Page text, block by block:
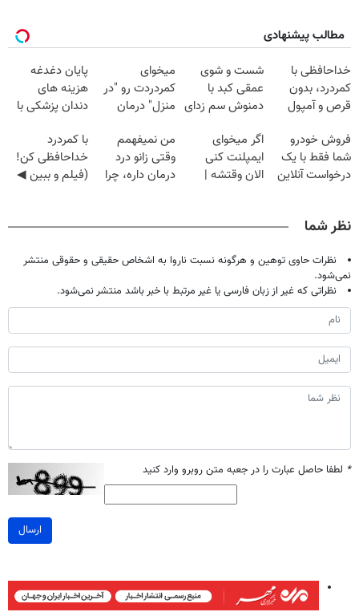
مطالب پیشنهادی
خداحافظی با
کمردرد، بدون
قرص و آمپول
شست و شوی
عمقی کبد با
دمنوش سم زدای
میخوای
کمردردت رو "در
منزل" درمان
◂پرسش‌نامه)
پایان دغدغه
هزینه های
دندان پزشکی با
خانگی
فروش خودرو
شما فقط با یک
درخواست آنلاین
اگر میخوای
ایمپلنت کنی
الان وقتشه |
من نمیفهمم
وقتی زانو درد
درمان داره، چرا
با کمردرد
خداحافظی کن!
(فیلم و ببین ◀
نظر شما
نظرات حاوی توهین و هرگونه نسبت ناروا به اشخاص حقیقی و حقوقی منتشر
نمی‌شود.
نظراتی که غیر از زبان فارسی یا غیر مرتبط با خبر باشد منتشر نمی‌شود.
* لطفا حاصل عبارت را در جعبه متن روبرو وارد کنید
ارسال